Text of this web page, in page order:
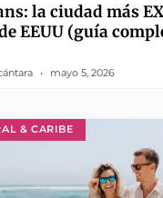
la ciudad más
EEUU (guía
mayo 5, 2026
& CARIBE